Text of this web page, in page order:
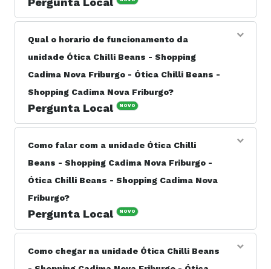
Resposta do Responsável: Os serviços oferecidos são
conceito de ótica self-service, que permite ao cliente
manusear e experimentar os produtos, melhorando sua
decisão de compra.
Qual o horario de funcionamento da
unidade Ótica Chilli Beans - Shopping
Cadima Nova Friburgo - Ótica Chilli Beans -
Shopping Cadima Nova Friburgo?
Pergunta Local NOVO
Resposta do Responsável: A unidade Ótica Chilli Beans -
Shopping Cadima Nova Friburgo está aberta .
Como falar com a unidade Ótica Chilli
Beans - Shopping Cadima Nova Friburgo -
Ótica Chilli Beans - Shopping Cadima Nova
Friburgo?
Pergunta Local NOVO
Resposta do Responsável: Você pode entrar em contato
Nova Friburgo - Ótica Chilli Beans - Shopping Cadima
Como chegar na unidade Ótica Chilli Beans